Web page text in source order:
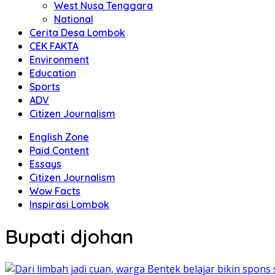
West Nusa Tenggara
National
Cerita Desa Lombok
CEK FAKTA
Environment
Education
Sports
ADV
Citizen Journalism
English Zone
Paid Content
Essays
Citizen Journalism
Wow Facts
Inspirasi Lombok
Bupati djohan